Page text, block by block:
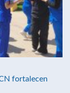
fortalecen